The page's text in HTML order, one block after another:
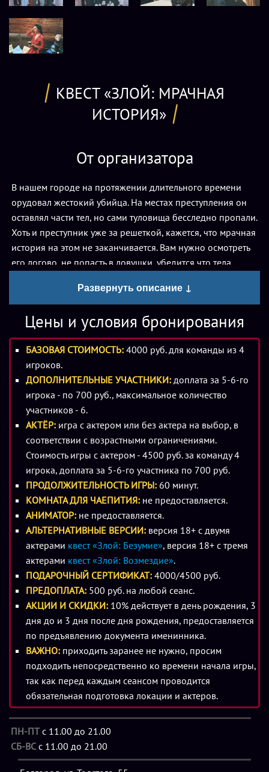
КВЕСТ «ЗЛОЙ: МРАЧНАЯ
ИСТОРИЯ»
От организатора
В нашем городе на протяжении длительного времени
орудовал жестокий убийца. На местах преступления он
оставлял части тел, но сами туловища бесследно пропали.
Хоть и преступник уже за решеткой, кажется, что мрачная
история на этом не заканчивается. Вам нужно осмотреть
его логово, не попасть в ловушки, убедится что тела
Описание
Всем нам известны случаи, когда реальный преступник
пойман и отбывает срок, но при этом далеко не все
детали дела до конца известны следствию. Именно это
произошло и с главным отрицательным персонажем
квеста «Злой: мрачная история» в Белгороде
найден и сидит в тюрьме, но расследование
продолжается. Принять участие в розыске
дополнительных доказательств и улик жутких
преступлений смогут гости проекта в возрасте от 13 лет и
старше.
Сюжетквест «Злой: мрачная история» в Белгороде
основан на легенде о кошмарном маньяке, убивавшем
людей в нашем с вами родном городе. Жертвы монстра
пропадали среди бела дня, но трупы их так и не были
найдены. Преступник оставлял на видных местах лишь
фрагменты тел несчастных, а остальное прятал. Задача
участников игры заключается в том, чтобы обыскать
логово преступника, найти тела убитых им людей и не
попасть при этом в расставленные хитроумным монстром
ловушки и западни. Сделать это будет нелегко, учитывая
дьявольски извращенный ум преступника, жуткие
находки и леденящий кровь интерьер его жилища. Только
самые смелые, ловкие, внимательные, целеустремленные
и дружные команды смогут преодолеть все препятствия и
раскрыть малоприятные секреты, которые скрывает
убежище маньяка-убийцы.
Развернуть описание ↓
Цены и условия бронирования
БАЗОВАЯ СТОИМОСТЬ: 4000 руб. для команды из 4
игроков.
ДОПОЛНИТЕЛЬНЫЕ УЧАСТНИКИ: доплата за 5-6-го
игрока - по 700 руб., максимальное количество
участников - 6.
АКТЁР: игра с актером или без актера на выбор, в
соответствии с возрастными ограничениями.
Стоимость игры с актером - 4500 руб. за команду 4
игрока, доплата за 5-6-го участника по 700 руб.
ПРОДОЛЖИТЕЛЬНОСТЬ ИГРЫ: 60 минут.
КОМНАТА ДЛЯ ЧАЕПИТИЯ: не предоставляется.
АНИМАТОР: не предоставляется.
АЛЬТЕРНАТИВНЫЕ ВЕРСИИ: версия 18+ с двумя
актерами квест «Злой: Безумие», версия 18+ с тремя
актерами квест «Злой: Возмездие».
ПОДАРОЧНЫЙ СЕРТИФИКАТ: 4000/4500 руб.
ПРЕДОПЛАТА: 500 руб. на любой сеанс.
АКЦИИ И СКИДКИ: 10% действует в день рождения, 3
дня до и 3 дня после дня рождения, предоставляется
по предъявлению документа именинника.
ВАЖНО: приходить заранее не нужно, просим
подходить непосредственно ко времени начала игры,
так как перед каждым сеансом проводится
обязательная подготовка локации и актеров.
ПН-ПТс 11.00 до 21.00
СБ-ВС с 11.00 до 21.00